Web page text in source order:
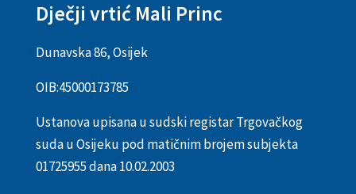
Dječji vrtić Mali Princ
Dunavska 86, Osijek
OIB:45000173785
Ustanova upisana u sudski registar Trgovačkog
suda u Osijeku pod matičnim brojem subjekta
01725955 dana 10.02.2003